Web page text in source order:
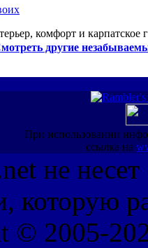
комфорт и карпатское
другие
При использовании
ссылка на
не несет
которую
© 2005-